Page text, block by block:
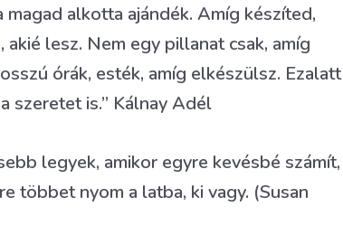
magad alkotta ajándék. Amíg készíted,
lesz. Nem egy pillanat csak, amíg
órák, esték, amíg elkészülsz. Ezalatt
szeretet is.” Kálnay Adél
legyek, amikor egyre kevésbé számít,
többet nyom a latba, ki vagy. (Susan